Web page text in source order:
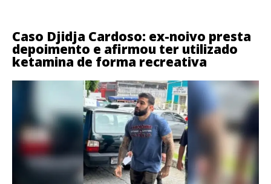
Caso Djidja Cardoso: ex-noivo presta
depoimento e afirmou ter utilizado
ketamina de forma recreativa